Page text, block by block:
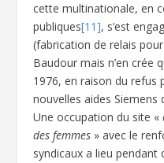
cette multinationale, en
publiques[11], s’est
(fabrication de relais
Baudour mais n’en crée
1976, en raison du refus
nouvelles aides
Une occupation du site «
des femmes » avec le
syndicaux a lieu